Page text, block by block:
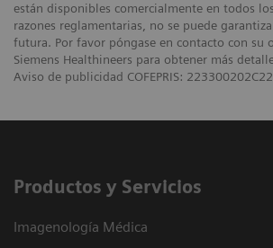
están disponibles comercialmente en todos
razones reglamentarias, no se puede
futura. Por favor póngase en contacto con su
Siemens Healthineers para obtener más
Aviso de publicidad COFEPRIS:
Productos y Servicios
Imagenología Médica